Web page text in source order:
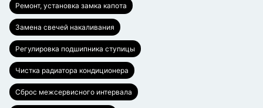
Ремонт, установка замка капота
Замена свечей накаливания
Регулировка подшипника ступицы
Чистка радиатора кондиционера
Сброс межсервисного интервала